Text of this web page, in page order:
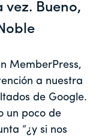
vez. Bueno,
MemberPress,
a nuestra
de Google.
un poco de
“¿y si nos